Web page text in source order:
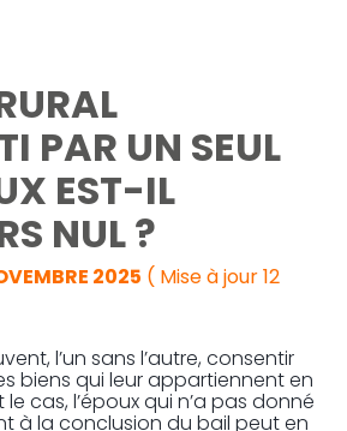
PAR UN SEUL
EST-IL
NUL ?
2025 ( Mise à jour 12
l’un sans l’autre, consentir
biens qui leur appartiennent en
cas, l’époux qui n’a pas donné
à la conclusion du bail peut en